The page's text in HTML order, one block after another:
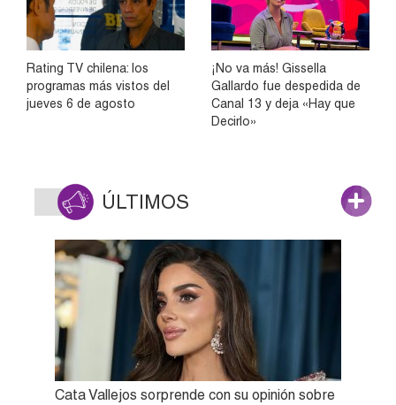
Rating TV chilena: los
programas más vistos del
jueves 6 de agosto
¡No va más! Gissella
Gallardo fue despedida de
Canal 13 y deja «Hay que
Decirlo»
ÚLTIMOS
Cata Vallejos sorprende con su opinión sobre